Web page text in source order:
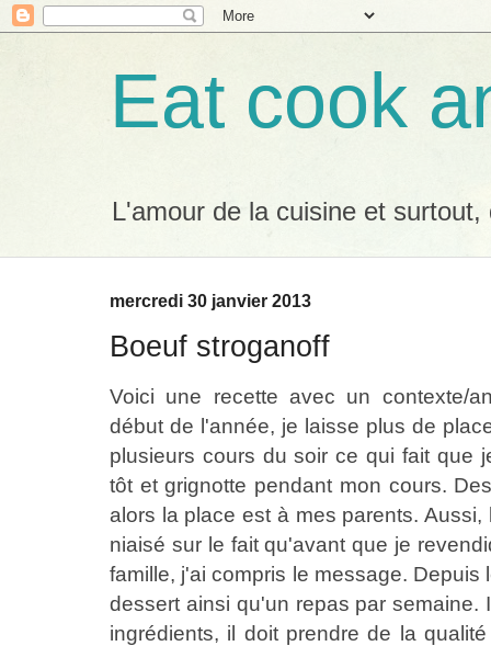
Eat cook
L'amour de la cuisine et
mercredi 30 janvier 2013
Boeuf stroganoff
Voici une recette avec un contexte/
début de l'année, je laisse plus de
plusieurs cours du soir ce qui fait que
tôt et grignotte pendant mon cours.
alors la place est à mes parents.
niaisé sur le fait qu'avant que je
famille, j'ai compris le message.
dessert ainsi qu'un repas par
ingrédients, il doit prendre de la